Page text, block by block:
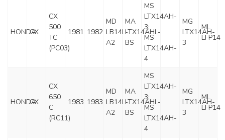
HONDA
CX
CX
500
TC
(PC03)
1981 1982
MD
LB14L-
A2
MA
LTX14AHL-
BS
MS
LTX14AH-
3;
MS
LTX14AH-
4
MG
LTX14AH-
3
ML
LFP14
HONDA
CX
CX
650
C
(RC11)
1983 1983
MD
LB14L-
A2
MA
LTX14AHL-
BS
MS
LTX14AH-
3;
MS
LTX14AH-
4
MG
LTX14AH-
3
ML
LFP14